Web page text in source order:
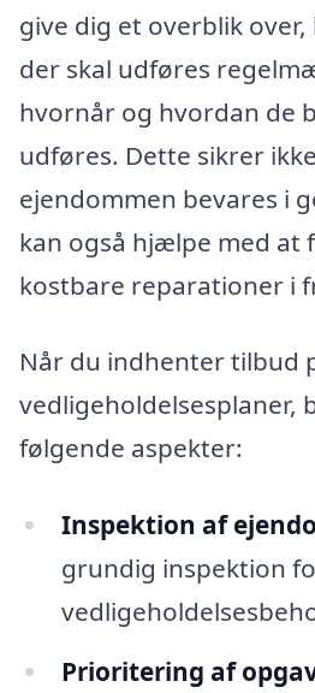
give dig et overblik
der skal udføres
hvornår og hvordan de
udføres. Dette sikrer
ejendommen bevares i
kan også hjælpe med at
kostbare reparationer i
Når du indhenter tilbud
vedligeholdelsesplaner,
følgende aspekter:
Inspektion af
grundig inspektion
Prioritering af